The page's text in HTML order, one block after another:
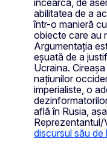
încearcă, de
abilitatea de a
într-o manieră
obiecte care au
Argumentația
eșuată de a
Ucraina.
națiunilor
imperialiste, o
află în Rusia,
discursul său de